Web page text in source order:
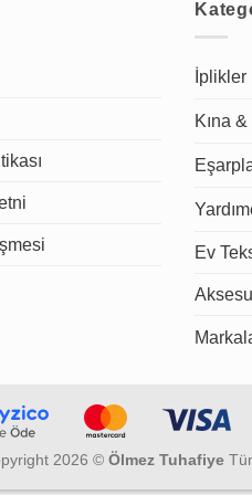
İplikler
Kına
Ev
2026 © Ölmez Tuhafiye